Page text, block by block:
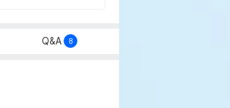
Q&A 8